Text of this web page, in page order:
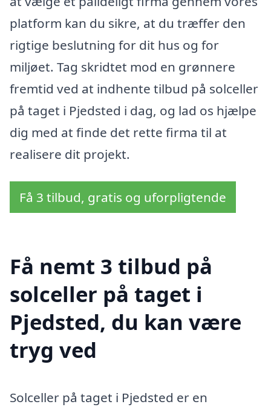
platform kan du sikre, at du træffer den
rigtige beslutning for dit hus og for
miljøet. Tag skridtet mod en grønnere
fremtid ved at indhente tilbud på solceller
på taget i Pjedsted i dag, og lad os hjælpe
dig med at finde det rette firma til at
realisere dit projekt.
Få 3 tilbud, gratis og uforpligtende
Få nemt 3 tilbud på
solceller på taget i
Pjedsted, du kan være
tryg ved
Solceller på taget i Pjedsted er en